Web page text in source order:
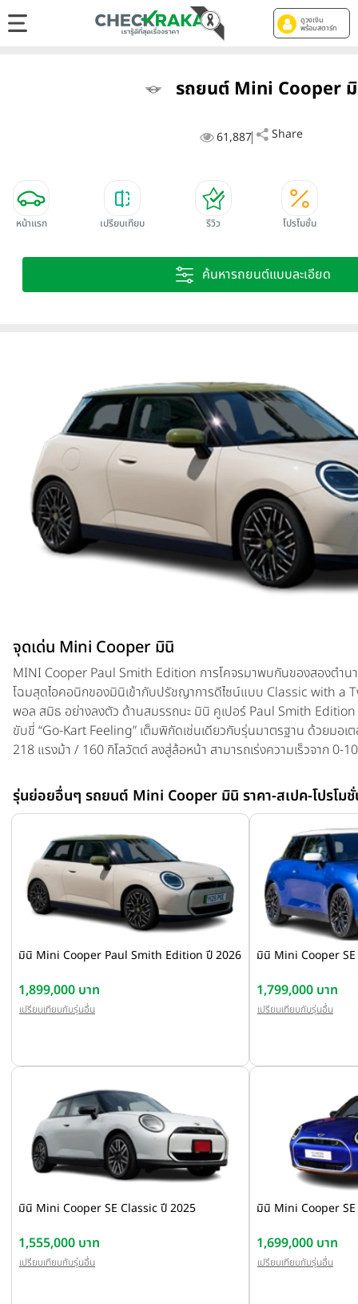
ดูวงเงิน
พร้อมสตาร์ท
รถยนต์ Mini Cooper
61,887 Share
หน้าแรก เปรียบเทียบ รีวิว โปรโมชั่น
ค้นหารถยนต์แบบละเอียด
จุดเด่น Mini Cooper มินิ
MINI Cooper Paul Smith Edition การโคจรมาพบกันของสองตำ
โฉมสุดไอคอนิกของมินิเข้ากับปรัชญาการดีไซน์แบบ Classic with a
พอล สมิธ อย่างลงตัว ด้านสมรรถนะ มินิ คูเปอร์ Paul Smith
ขับขี่ “Go-Kart Feeling” เต็มพิกัดเช่นเดียวกับรุ่นมาตรฐาน ด้วยมอเ
218 แรงม้า / 160 กิโลวัตต์ ลงสู่ล้อหน้า สามารถเร่งความเร็วจาก 0-
ประมาณ 402 กิโลเมตรต่อการชาร์จหนึ่งครั้ง (ตามมาตรฐาน WLTP) พ
สี โดยมี 2 สีพิเศษที่เป็นเอกลักษณ์เฉพาะรุ่น ได้แก่ สีเทา Statement
คลาสสิกของมินิ ออสติน เซเว่น รุ่นปี 1959 และสีขาว Inspired
เบจยอดนิยมที่พบได้ในมินิคลาสสิกหลายรุ่น ก่อนจะปิดท้ายด้วยสีดำ
โฉบเฉี่ยวตามเจเนอเรชันปัจจุบัน
รุ่นย่อยอื่นๆ รถยนต์ Mini Cooper มินิ ราคา-สเปค-โปรโม
มินิ Mini Cooper Paul Smith Edition ปี 2026
1,899,000 บาท
เปรียบเทียบกับรุ่นอื่น
มินิ Mini Cooper
1,799,000 บาท
เปรียบเทียบกับรุ่นอื่น
มินิ Mini Cooper SE Classic ปี 2025
1,555,000 บาท
เปรียบเทียบกับรุ่นอื่น
มินิ Mini Cooper
1,699,000 บาท
เปรียบเทียบกับรุ่นอื่น